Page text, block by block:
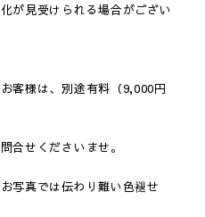
が見受けられる場合がござい
客様は、別途有料（9,000円
合せくださいませ。
写真では伝わり難い色褪せ